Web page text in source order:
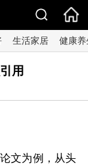
生活家居 健康养
用
文为例，从头